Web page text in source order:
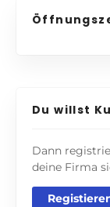
Du willst
Dann
deine Firma